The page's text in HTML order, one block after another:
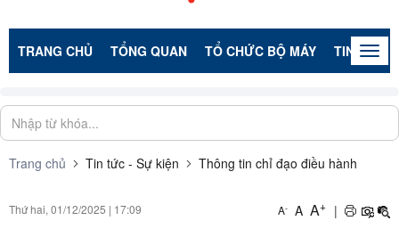
TRANG CHỦ TỔNG QUAN TỔ CHỨC BỘ MÁY TIN TỨC -
Trang chủ Tin tức - Sự kiện Thông tin chỉ đạo điều hành
Thứ hai, 01/12/2025 | 17:09 A- A A+ |